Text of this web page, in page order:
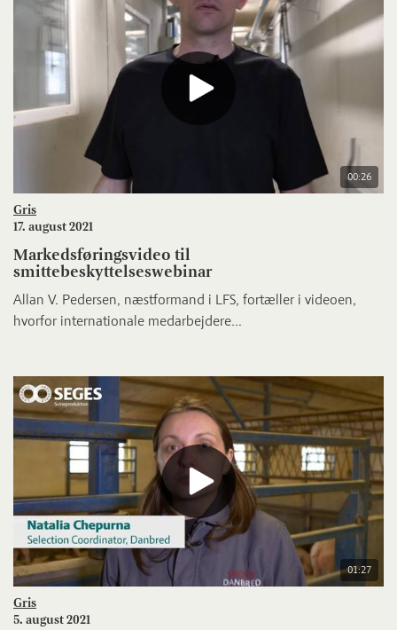
00:26
Gris
17. august 2021
Markedsføringsvideo til
smittebeskyttelseswebinar
Allan V. Pedersen, næstformand i LFS, fortæller i videoen,
hvorfor internationale medarbejdere...
01:27
Gris
5. august 2021